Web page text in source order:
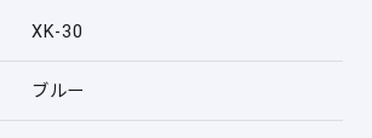
XK-30
ブルー